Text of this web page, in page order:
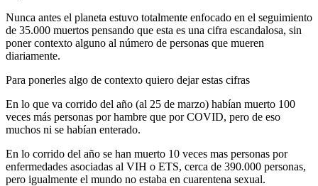
Nunca antes el planeta estuvo totalmente enfocado en el seguimiento
de 35.000 muertos pensando que esta es una cifra escandalosa, sin
poner contexto alguno al número de personas que mueren
diariamente.
Para ponerles algo de contexto quiero dejar estas cifras
En lo que va corrido del año (al 25 de marzo) habían muerto 100
veces más personas por hambre que por COVID, pero de eso
muchos ni se habían enterado.
En lo corrido del año se han muerto 10 veces mas personas por
enfermedades asociadas al VIH o ETS, cerca de 390.000 personas,
pero igualmente el mundo no estaba en cuarentena sexual.